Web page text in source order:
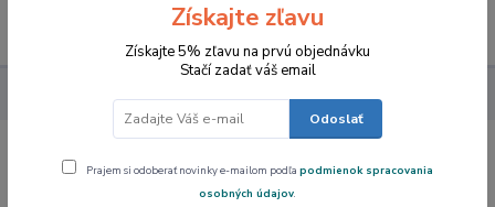
Môj účet
Získajte zľavu
Získajte 5% zľavu na prvú objednávku
Stačí zadať váš email
Odoslať
Prajem si odoberať novinky e-mailom podľa podmienok spracovania
osobných údajov.